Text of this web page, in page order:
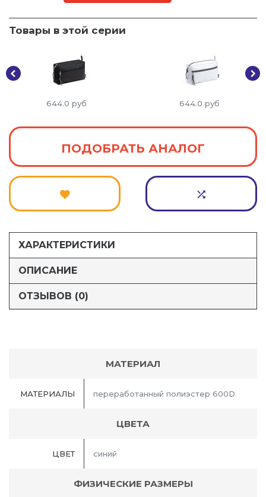
Товары в этой серии
644.0 руб 644.0 руб
ПОДОБРАТЬ АНАЛОГ
ХАРАКТЕРИСТИКИ
ОПИСАНИЕ
ОТЗЫВОВ (0)
МАТЕРИАЛ
МАТЕРИАЛЫ переработанный полиэстер 600D
ЦВЕТА
ЦВЕТ синий
ФИЗИЧЕСКИЕ РАЗМЕРЫ